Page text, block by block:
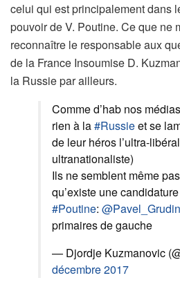
celui qui est principalement dans
pouvoir de V. Poutine. Ce que ne
reconnaître le responsable aux
de la France Insoumise D.
la Russie par ailleurs.
Comme d’hab nos
rien à la#Russieet se
de leur héros l’ultra-libéral
ultranationaliste)
Ils ne semblent même
qu’existe une
#Poutine:
primaires de gauche
— Djordje Kuzmanovic
décembre 2017